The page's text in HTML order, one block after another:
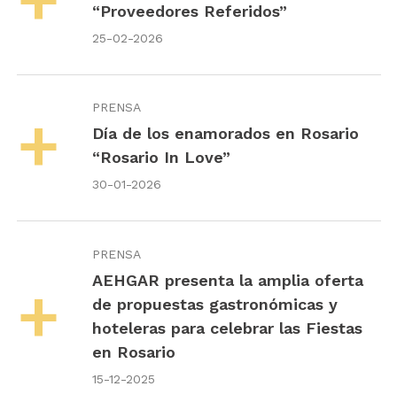
“Proveedores Referidos”
25-02-2026
PRENSA
Día de los enamorados en Rosario
“Rosario In Love”
30-01-2026
PRENSA
AEHGAR presenta la amplia oferta
de propuestas gastronómicas y
hoteleras para celebrar las Fiestas
en Rosario
15-12-2025